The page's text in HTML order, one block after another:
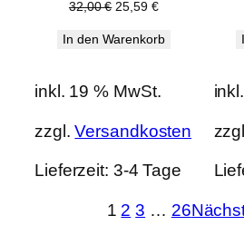
32,00€ Ursprünglicher
war:
25,59 €Aktueller
ist:
In den Warenkorb
inkl. 19 % MwSt.
zzgl.Versandkosten
Lieferzeit: 3-4 Tage
1 2 3 … 26